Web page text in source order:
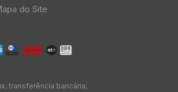
do Site
transferência bancária,